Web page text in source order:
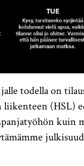
todella on
liikenteen (HSL)
kuin